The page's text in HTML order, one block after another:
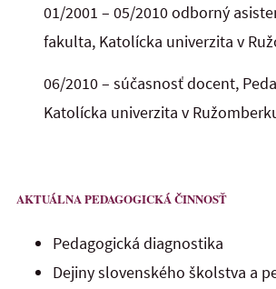
01/2001 – 05/2010odborný
fakulta, Katolícka univerzita v
06/2010– súčasnosťdocent,
Katolícka univerzita v
AKTUÁLNA PEDAGOGICKÁ ČINNOSŤ
Pedagogická diagnostika
Dejiny slovenského školstva a